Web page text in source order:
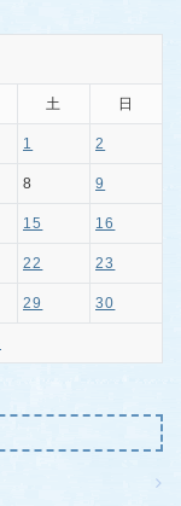
土 日
1 2
8 9
15 16
22 23
29 30